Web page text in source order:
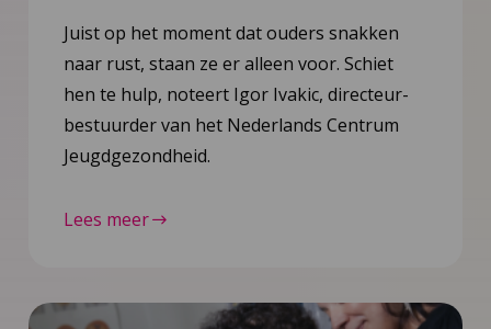
Juist op het moment dat ouders snakken
naar rust, staan ze er alleen voor. Schiet
hen te hulp, noteert Igor Ivakic, directeur-
bestuurder van het Nederlands Centrum
Jeugdgezondheid.
Lees meer